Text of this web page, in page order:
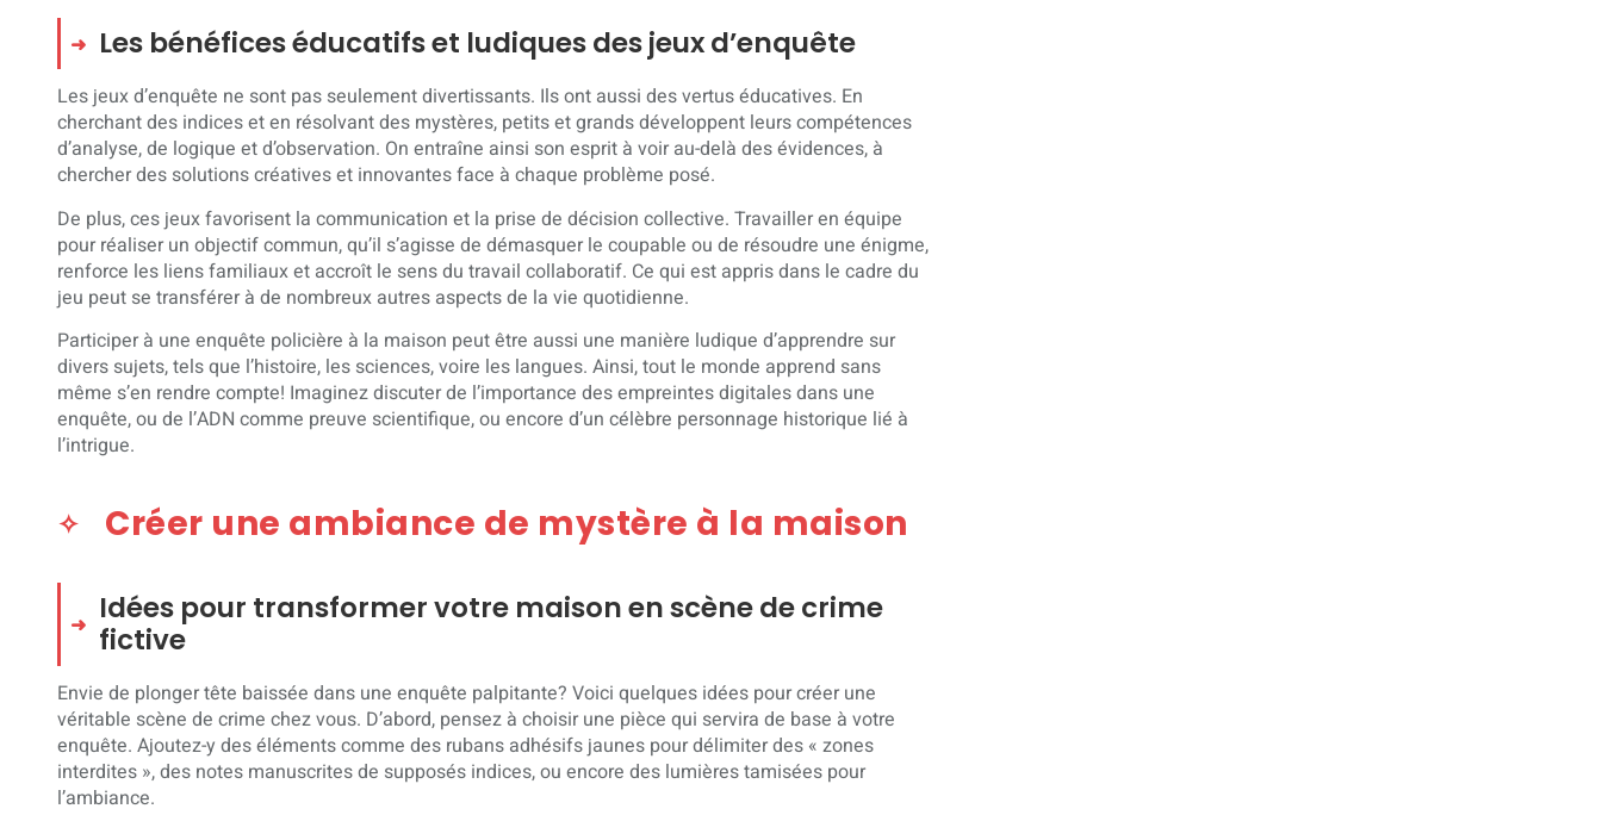
Les bénéfices éducatifs et ludiques des jeux d’enquête
Les jeux d’enquête ne sont pas seulement divertissants. Ils ont aussi des vertus éducatives. En
cherchant des indices et en résolvant des mystères, petits et grands développent leurs compétences
d’analyse, de logique et d’observation. On entraîne ainsi son esprit à voir au-delà des évidences, à
chercher des solutions créatives et innovantes face à chaque problème posé.
De plus, ces jeux favorisent la communication et la prise de décision collective. Travailler en équipe
pour réaliser un objectif commun, qu’il s’agisse de démasquer le coupable ou de résoudre une énigme,
renforce les liens familiaux et accroît le sens du travail collaboratif. Ce qui est appris dans le cadre du
jeu peut se transférer à de nombreux autres aspects de la vie quotidienne.
Participer à une enquête policière à la maison peut être aussi une manière ludique d’apprendre sur
divers sujets, tels que l’histoire, les sciences, voire les langues. Ainsi, tout le monde apprend sans
même s’en rendre compte! Imaginez discuter de l’importance des empreintes digitales dans une
enquête, ou de l’ADN comme preuve scientifique, ou encore d’un célèbre personnage historique lié à
l’intrigue.
Créer une ambiance de mystère à la maison
Idées pour transformer votre maison en scène de crime
fictive
Envie de plonger tête baissée dans une enquête palpitante? Voici quelques idées pour créer une
véritable scène de crime chez vous. D’abord, pensez à choisir une pièce qui servira de base à votre
enquête. Ajoutez-y des éléments comme des rubans adhésifs jaunes pour délimiter des « zones
interdites », des notes manuscrites de supposés indices, ou encore des lumières tamisées pour
l’ambiance.